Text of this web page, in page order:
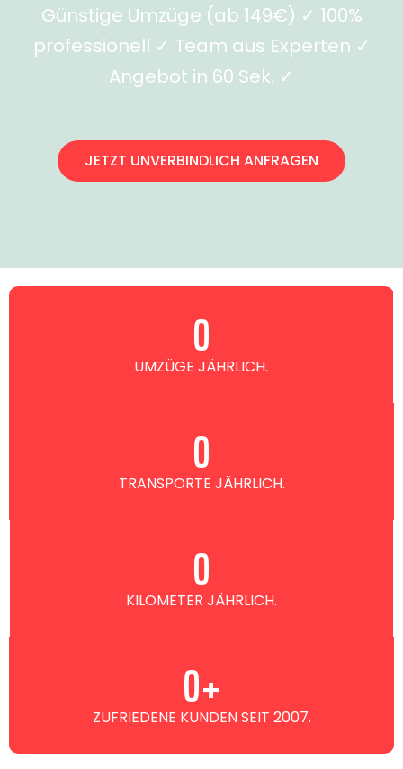
Günstige Umzüge (ab 149€) ✓ 100%
professionell ✓ Team aus Experten ✓
Angebot in 60 Sek. ✓
JETZT UNVERBINDLICH ANFRAGEN
UMZÜGE JÄHRLICH.
0
TRANSPORTE JÄHRLICH.
0
KILOMETER JÄHRLICH.
0
ZUFRIEDENE KUNDEN SEIT 2007.
0+